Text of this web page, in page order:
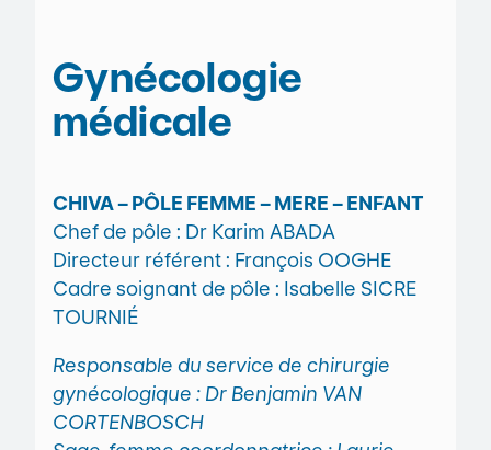
Gynécologie
médicale
CHIVA – PÔLE FEMME – MERE – ENFANT
Chef de pôle : Dr Karim ABADA
Directeur référent : François OOGHE
Cadre soignant de pôle : Isabelle SICRE
TOURNIÉ
Responsable du service de chirurgie
gynécologique : Dr Benjamin VAN
CORTENBOSCH